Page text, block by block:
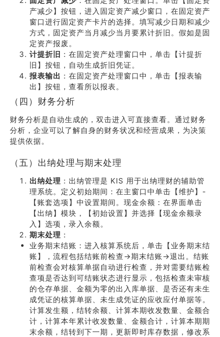
产减少】按钮，进入固定资产减少窗口，在固定资产
窗口进行固定资产卡片的选择。填写减少日期和减少
方式，固定资产当月减少当月要累计折旧。假如是固
定资产报废。
计提折旧 ：在固定资产处理窗口中，单击【计提折
旧】按钮，自动生成折旧凭证。
报表输出 ：在固定资产处理窗口中，单击【报表输
出】按钮，查看所以报表。
（四）财务分析
财务分析是自动生成的，双击进入可直接查看。通过财务
分析，企业可以了解自身的财务状况和经营成果，为决策
提供依据。
（五）出纳处理与期末处理
出纳处理 ：出纳管理是 KIS 用于出纳理财的辅助管
理系统。定义初始期间：在主窗口中单击【维护】-
【账套选项】中设置期间。现金余额：在界面单击
【出纳】模块，【初始设置】并选择【现金余额录
入】选项，录入余额。
期末处理 ：
业务期末结账：进入核算系统后，单击【业务期末结
账】，流程包括结账前检查→期末结账→退出。结账
前检查会对核算单据自动进行检查，并对需要结账检
查项是否达到可结账状态进行显示，包括检查未审核
的仓存单据、金额为零的出入库单据、是否还有未生
成凭证的核算单据、未生成凭证的应收应付单据等。
计算发生额，结转余额、计算本期收发数量、金额合
计，计算本年累计收发数量、金额合计，计算本期期
末余额，结转到下一期，更新即时库存数据，修改系